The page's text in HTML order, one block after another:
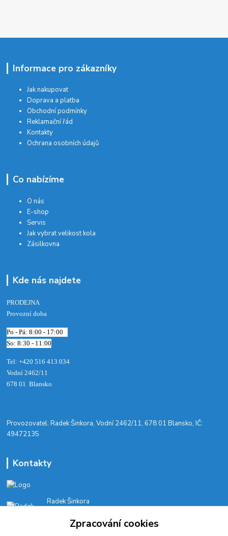
Informace pro zákazníky
Jak nakupovat
Doprava a platba
Obchodní podmínky
Reklamační řád
Kontakty
Ochrana osobních údajů
Co nabízíme
O nás
E-shop
Servis
Jak vybrat velikost kola
Zásilkovna
Kde nás najdete
PRODEJNA
Provozní doba
Po - Pá: 8:00 - 17:00
So: 8:30 - 11:00
Tel: +420 516 413 034‬
Vodní 2462/11
678 01 Blansko
​Provozovatel: Radek Šinkora, Vodní 2462/11, 678 01 Blansko, IČ:
49472135
Kontakty
Radek Šinkora
E-SHOP: Po-Pá, 8-17 hod.
Zpracování cookies